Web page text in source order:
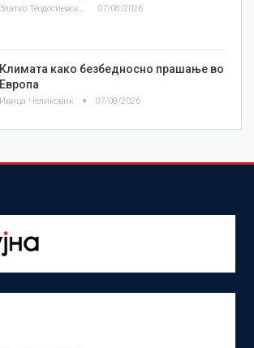
Златко Теодосиевски 07/08/2026
Климата како безбедносно прашање во
Европа
Ивица Челиковиќ 07/08/2026